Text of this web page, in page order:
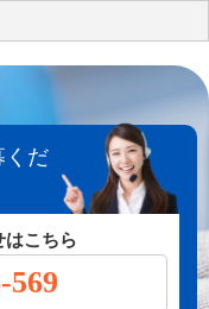
くだ
はこちら
569